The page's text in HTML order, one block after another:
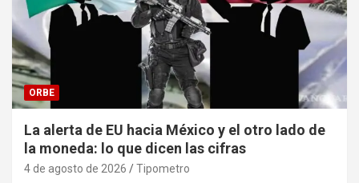
ORBE
La alerta de EU hacia México y el otro lado de
la moneda: lo que dicen las cifras
4 de agosto de 2026 Tipometro